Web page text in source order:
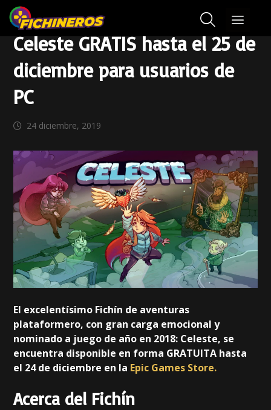
Celeste GRATIS hasta el 25 de
diciembre para usuarios de
PC
24 diciembre, 2019
El excelentísimo Fichín de aventuras
plataformero, con gran carga emocional y
nominado a juego de año en 2018: Celeste, se
encuentra disponible en forma GRATUITA hasta
el 24 de diciembre en la Epic Games Store.
Acerca del Fichín